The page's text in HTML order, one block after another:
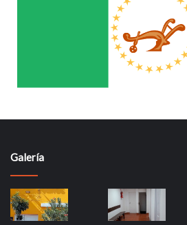
Galería